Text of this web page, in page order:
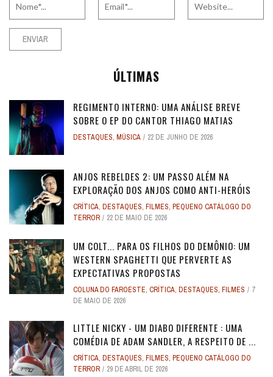
ÚLTIMAS
REGIMENTO INTERNO: UMA ANÁLISE BREVE
SOBRE O EP DO CANTOR THIAGO MATIAS
DESTAQUES, MÚSICA 22 DE JUNHO DE 2026
ANJOS REBELDES 2: UM PASSO ALÉM NA
EXPLORAÇÃO DOS ANJOS COMO ANTI-HERÓIS
CRÍTICA, DESTAQUES, FILMES, PEQUENO CATÁLOGO DO
TERROR
22 DE MAIO DE 2026
UM COLT... PARA OS FILHOS DO DEMÔNIO: UM
WESTERN SPAGHETTI QUE PERVERTE AS
EXPECTATIVAS PROPOSTAS
COLUNA DO FAROESTE, CRÍTICA, DESTAQUES, FILMES
7
DE MAIO DE 2026
LITTLE NICKY - UM DIABO DIFERENTE : UMA
COMÉDIA DE ADAM SANDLER, A RESPEITO DE ...
CRÍTICA, DESTAQUES, FILMES, PEQUENO CATÁLOGO DO
TERROR
29 DE ABRIL DE 2026